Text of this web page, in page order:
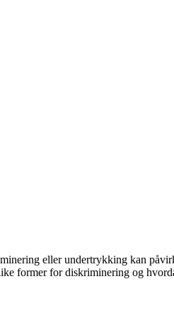
eller undertrykking kan
former for diskriminering og